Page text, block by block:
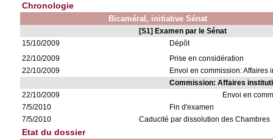
Chronologie
Bicaméral, initiative Sénat
[S1] Examen par le Sénat
15/10/2009
Dépôt
22/10/2009
Prise en considération
22/10/2009
Envoi en commission: Affaires
Commission: Affaires
22/10/2009
Envoi en
7/5/2010
Fin d'examen
7/5/2010
Caducité par dissolution des Chambres
Etat du dossier